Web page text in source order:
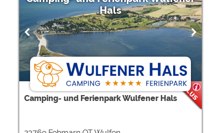
Hals
Camping- und Ferienpark Wulfener Hals